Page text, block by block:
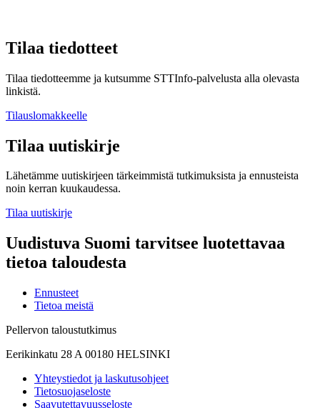
Tilaa tiedotteet
Tilaa tiedotteemme ja kutsumme STTInfo-palvelusta alla olevasta
linkistä.
Tilauslomakkeelle
Tilaa uutiskirje
Lähetämme uutiskirjeen tärkeimmistä tutkimuksista ja ennusteista
noin kerran kuukaudessa.
Tilaa uutiskirje
Uudistuva Suomi tarvitsee luotettavaa
tietoa taloudesta
Ennusteet
Tietoa meistä
Pellervon taloustutkimus
Eerikinkatu 28 A 00180 HELSINKI
Yhteystiedot ja laskutusohjeet
Tietosuojaseloste
Saavutettavuusseloste